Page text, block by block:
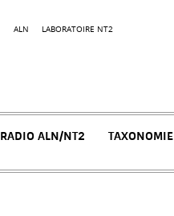
ALN LABORATOIRE NT2
RADIO ALN/NT2 TAXONOMIE